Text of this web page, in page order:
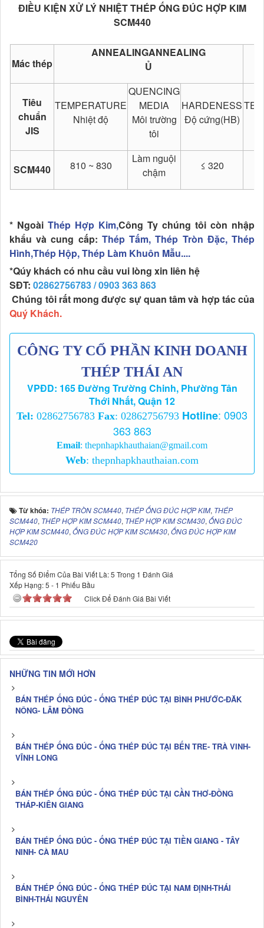
ĐIỀU KIỆN XỬ LÝ NHIỆT THÉP ỐNG ĐÚC HỢP KIM
SCM440
Mác thép
ANNEALINGANNEALING
Ủ
Tiêu
chuẩn
JIS
TEMPERATURE
Nhiệt độ
QUENCING
MEDIA
Môi trường
tôi
HARDENESS
Độ cứng(HB)
SCM440 810 ~ 830
Làm nguội
chậm
≤ 320
* Ngoài Thép Hợp Kim,Công Ty chúng tôi còn nhập
khẩu và cung cấp: Thép Tấm, Thép Tròn Đặc, Thép
Hình,Thép Hộp, Thép Làm Khuôn Mẫu....
*Qúy khách có nhu cầu vui lòng xin liên hệ
SĐT: 02862756783 /0903 363 863
Chúng tôi rất mong được sự quan tâm và hợp tác của
Quý Khách.
CÔNG TY CỔ PHẦN KINH DOANH
THÉP THÁI AN
VPĐD: 165 Đường Trường Chinh, Phường Tân
Thới Nhất, Quận 12
Tel: 02862756783 Fax: 02862756793 Hotline: 0903
363 863
Email: thepnhapkhauthaian@gmail.com
Web: thepnhapkhauthaian.com
Từ khóa: THÉP TRÒN SCM440, THÉP ỐNG ĐÚC HỢP KIM, THÉP
SCM440, THÉP HỢP KIM SCM440, THÉP HỢP KIM SCM430, ỐNG ĐÚC
HỢP KIM SCM440, ỐNG ĐÚC HỢP KIM SCM430, ỐNG ĐÚC HỢP KIM
SCM420
Tổng Số Điểm Của Bài Viết Là: 5 Trong 1 Đánh Giá
Xếp Hạng:5 - 1 Phiếu Bầu
Click Để Đánh Giá Bài Viết
NHỮNG TIN MỚI HƠN
BÁN THÉP ỐNG ĐÚC - ỐNG THÉP ĐÚC TẠI BÌNH PHƯỚC-ĐĂK
NÔNG- LÂM ĐỒNG
BÁN THÉP ỐNG ĐÚC - ỐNG THÉP ĐÚC TẠI BẾN TRE- TRÀ VINH-
VĨNH LONG
BÁN THÉP ỐNG ĐÚC - ỐNG THÉP ĐÚC TẠI CẦN THƠ-ĐỒNG
THÁP-KIÊN GIANG
BÁN THÉP ỐNG ĐÚC - ỐNG THÉP ĐÚC TẠI TIỀN GIANG - TÂY
NINH- CÀ MAU
BÁN THÉP ỐNG ĐÚC - ỐNG THÉP ĐÚC TẠI NAM ĐỊNH-THÁI
BÌNH-THÁI NGUYÊN